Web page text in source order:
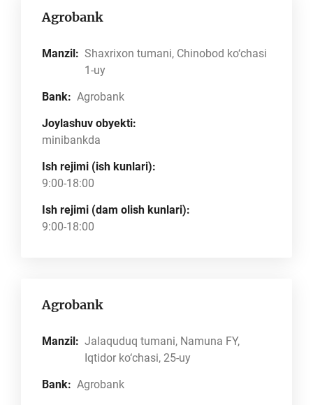
Agrobank
Manzil: Shaxrixon tumani, Chinobod ko‘chasi
1-uy
Bank: Agrobank
Joylashuv obyekti:
minibankda
Ish rejimi (ish kunlari):
9:00-18:00
Ish rejimi (dam olish kunlari):
9:00-18:00
Agrobank
Manzil: Jalaquduq tumani, Namuna FY,
Iqtidor ko‘chasi, 25-uy
Bank: Agrobank